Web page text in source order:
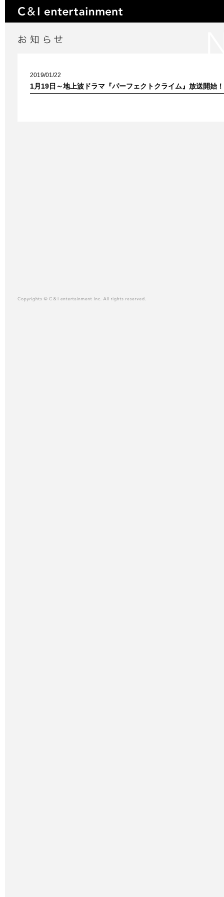
2019/01/22
1月19日～地上波ドラマ『パーフェクトクライム』放送開始！